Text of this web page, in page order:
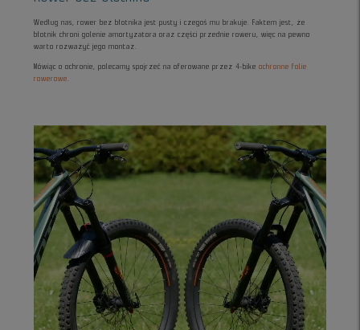
Według nas, rower bez błotnika jest pusty i czegoś mu brakuje. Faktem jest, że
błotnik chroni golenie amortyzatora oraz części przednie roweru, więc na pewno
warto rozważyć jego montaż.
Mówiąc o ochronie, polecamy spojrzeć na oferowane przez 4-bikeochronne folie
rowerowe.